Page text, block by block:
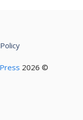
© 2026 Marketer • Built with